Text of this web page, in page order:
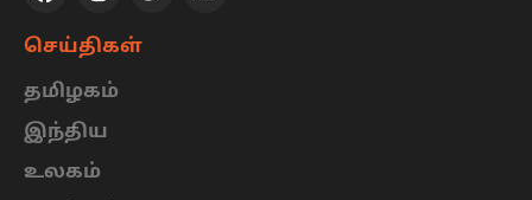
செய்திகள்
தமிழகம்
இந்திய
உலகம்